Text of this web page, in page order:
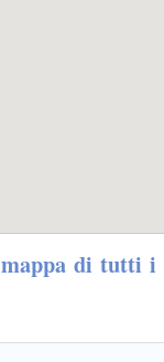
mappa di tutti i